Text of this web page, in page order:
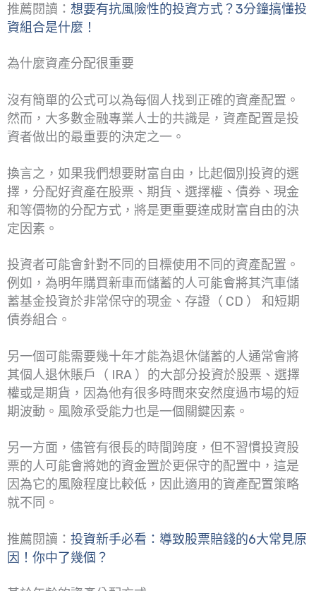
推薦閱讀： 想要有抗風險性的投資方式？3分鐘搞懂投
資組合是什麼！
為什麼資產分配很重要
沒有簡單的公式可以為每個人找到正確的資產配置。
然而，大多數金融專業人士的共識是，資產配置是投
資者做出的最重要的決定之一。
換言之，如果我們想要財富自由，比起個別投資的選
擇，分配好資產在股票、期貨、選擇權、債券、現金
和等價物的分配方式，將是更重要達成財富自由的決
定因素。
投資者可能會針對不同的目標使用不同的資產配置。
例如，為明年購買新車而儲蓄的人可能會將其汽車儲
蓄基金投資於非常保守的現金、存證（ CD ） 和短期
債券組合。
另一個可能需要幾十年才能為退休儲蓄的人通常會將
其個人退休賬戶（ IRA ）的大部分投資於股票、選擇
權或是期貨，因為他有很多時間來安然度過市場的短
期波動。風險承受能力也是一個關鍵因素。
另一方面，儘管有很長的時間跨度，但不習慣投資股
票的人可能會將她的資金置於更保守的配置中，這是
因為它的風險程度比較低，因此適用的資產配置策略
就不同。
推薦閱讀： 投資新手必看：導致股票賠錢的6大常見原
因！你中了幾個？